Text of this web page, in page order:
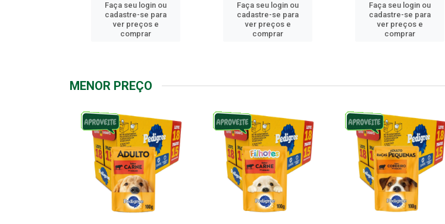
Faça seu login ou
cadastre-se para
ver preços e
comprar
Faça seu login ou
cadastre-se para
ver preços e
comprar
Faça seu login ou
cadastre-se para
ver preços e
comprar
MENOR PREÇO